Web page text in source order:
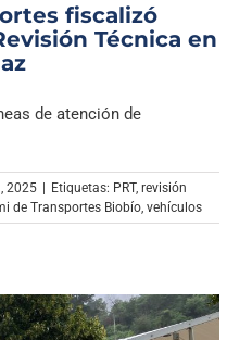
fiscalizó
Técnica en
de atención de
2025 | Etiquetas: PRT, revisión
de Transportes Biobío vehículos